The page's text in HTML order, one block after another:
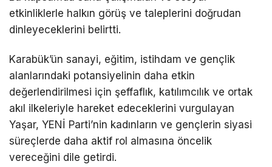
etkinliklerle halkın görüş ve taleplerini doğrudan
dinleyeceklerini belirtti.
Karabük’ün sanayi, eğitim, istihdam ve gençlik
alanlarındaki potansiyelinin daha etkin
değerlendirilmesi için şeffaflık, katılımcılık ve ortak
akıl ilkeleriyle hareket edeceklerini vurgulayan
Yaşar, YENİ Parti’nin kadınların ve gençlerin siyasi
süreçlerde daha aktif rol almasına öncelik
vereceğini dile getirdi.